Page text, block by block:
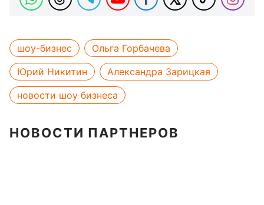
шоу-бизнес
Ольга Горбачева
Юрий Никитин
Александра Зарицкая
новости шоу бизнеса
НОВОСТИ ПАРТНЕРОВ